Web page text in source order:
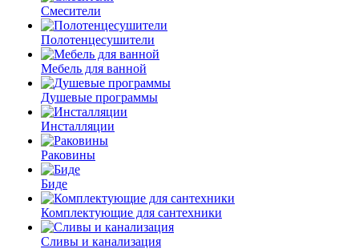
Смесители
Полотенцесушители
Мебель для ванной
Душевые программы
Инсталляции
Раковины
Биде
Комплектующие для сантехники
Сливы и канализация